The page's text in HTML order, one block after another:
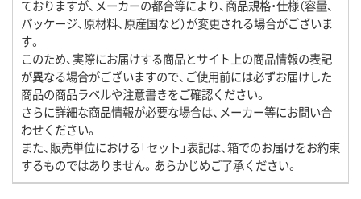
ておりますが、メーカーの都合等により、商品規格・仕様（容量、
パッケージ、原材料、原産国など）が変更される場合がございま
す。
このため、実際にお届けする商品とサイト上の商品情報の表記
が異なる場合がございますので、ご使用前には必ずお届けした
商品の商品ラベルや注意書きをご確認ください。
さらに詳細な商品情報が必要な場合は、メーカー等にお問い合
わせください。
また、販売単位における「セット」表記は、箱でのお届けをお約束
するものではありません。あらかじめご了承ください。